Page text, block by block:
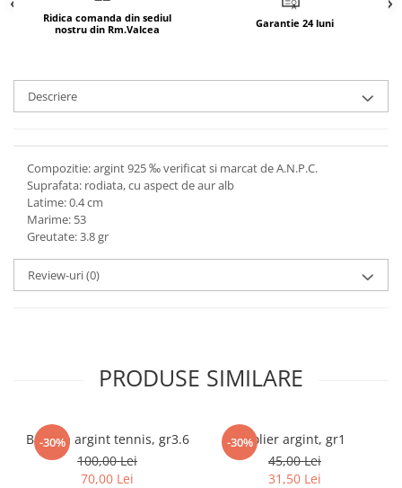
marimea 51
marimea 52
marimea 54
marimea 55
marimea 57
marimea 58
marimea 59
marimea 60
marimea 61
marimea 62
marimea 63
Ridica comanda din sediul
nostru din Rm.Valcea
Garantie 24 luni
Descriere
Compozitie: argint 925 ‰ verificat si marcat de A.N.P.C.
Suprafata: rodiata, cu aspect de aur alb
Latime: 0.4 cm
Marime: 53
Greutate: 3.8 gr
Review-uri(0)
PRODUSE SIMILARE
-30%
Bratara argint tennis, gr3.6
100,00 Lei
70,00 Lei
-30%Colier argint, gr1
45,00 Lei
31,50 Lei